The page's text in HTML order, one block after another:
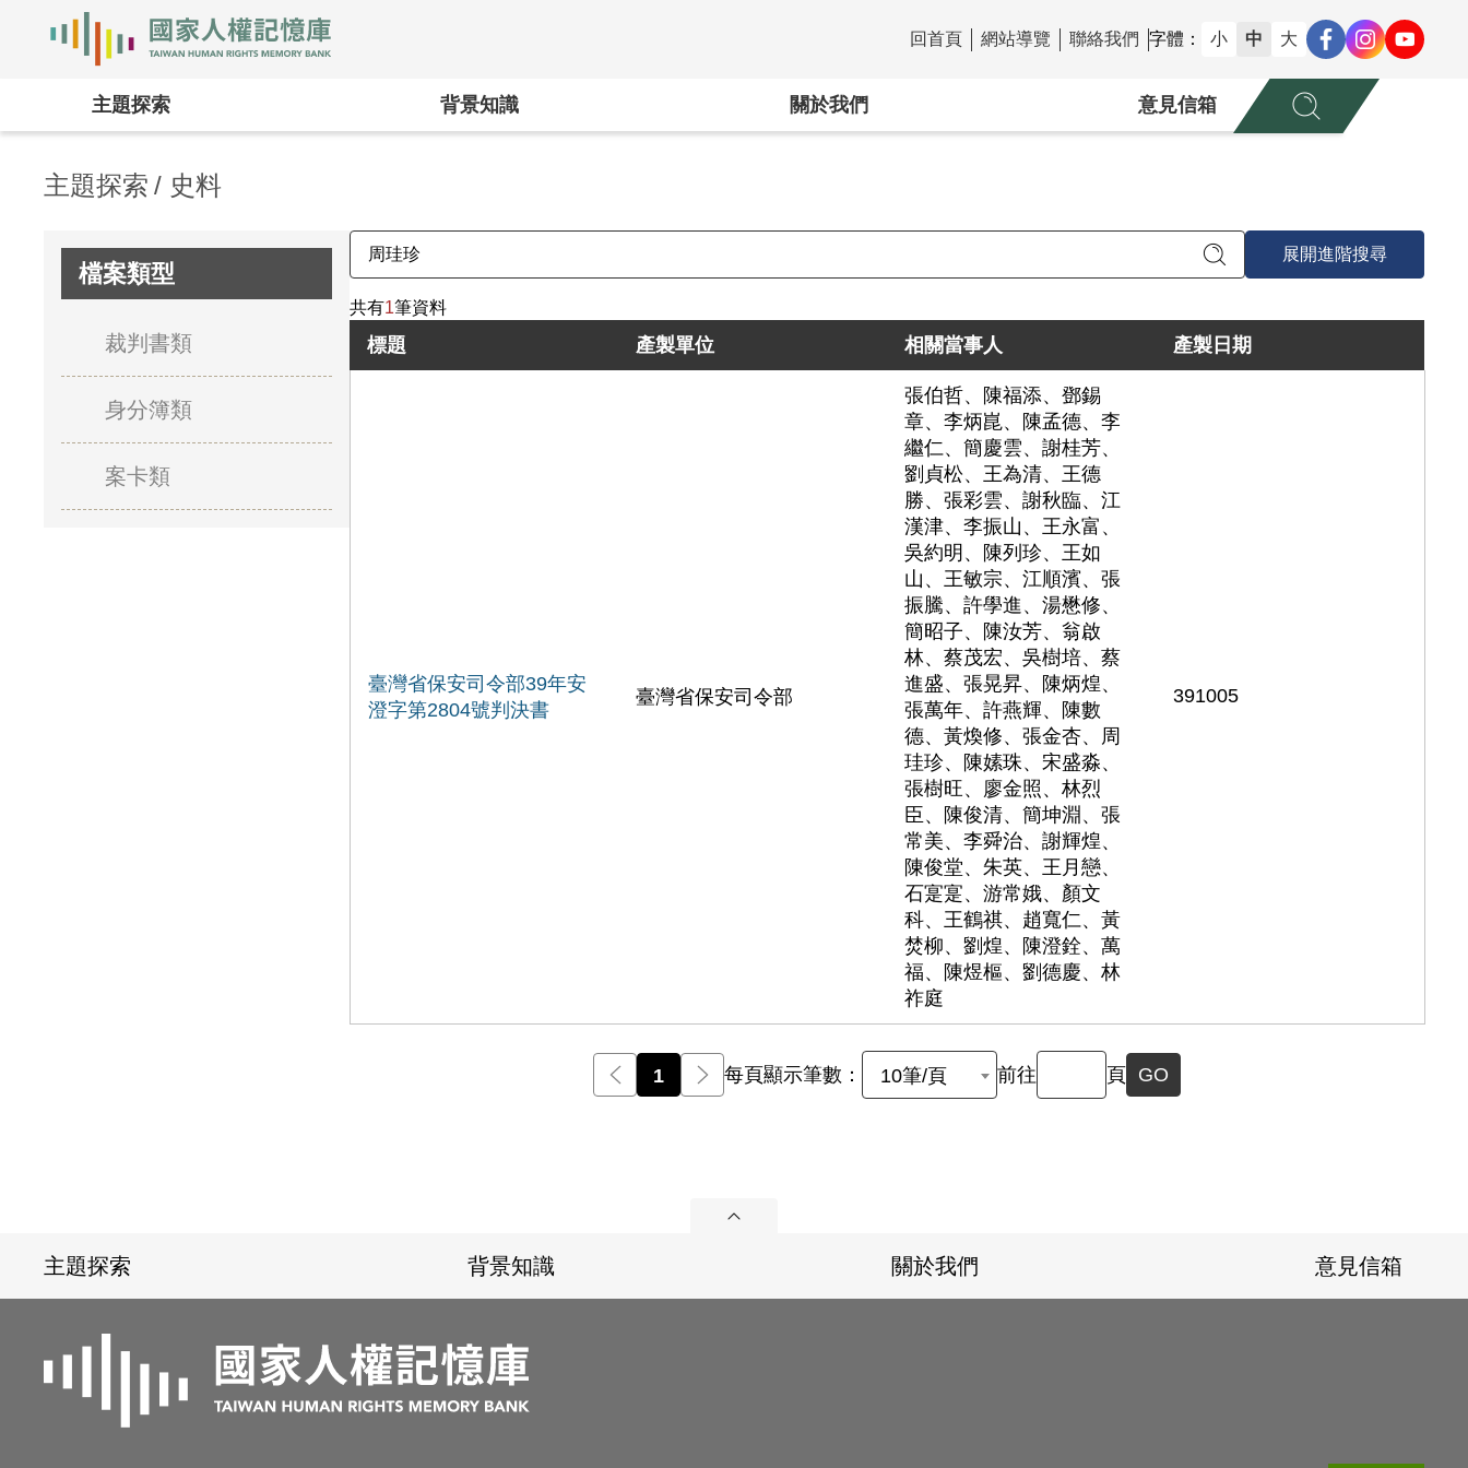
:::
回首頁 網站導覽 聯絡我們 字體： 小 中 大
主題探索 背景知識 關於我們 意見信箱
主題探索 史料
檔案類型
裁判書類
身分簿類
案卡類
展開進階搜尋
共有1筆資料
標題 產製單位 相關當事人 產製日期
臺灣省保安司令部39年安
澄字第2804號判決書
臺灣省保安司令部
張伯哲、陳福添、鄧錫
章、李炳崑、陳孟德、李
繼仁、簡慶雲、謝桂芳、
劉貞松、王為清、王德
勝、張彩雲、謝秋臨、江
漢津、李振山、王永富、
吳約明、陳列珍、王如
山、王敏宗、江順濱、張
振騰、許學進、湯懋修、
簡昭子、陳汝芳、翁啟
林、蔡茂宏、吳樹培、蔡
進盛、張晃昇、陳炳煌、
張萬年、許燕輝、陳數
德、黃煥修、張金杏、周
珪珍、陳嫊珠、宋盛淼、
張樹旺、廖金照、林烈
臣、陳俊清、簡坤淵、張
常美、李舜治、謝輝煌、
陳俊堂、朱英、王月戀、
石寔寔、游常娥、顏文
科、王鶴祺、趙寬仁、黃
焚柳、劉煌、陳澄銓、萬
福、陳煜樞、劉德慶、林
祚庭
391005
前一頁
1 後一頁
每頁顯示筆數： 10筆/頁 前往 頁 GO
主題探索 背景知識 關於我們 意見信箱